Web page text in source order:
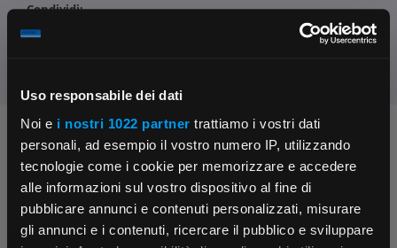
Uso responsabile dei dati
Noi e i nostri 1022 partner trattiamo i vostri dati
personali, ad esempio il vostro numero IP, utilizzando
tecnologie come i cookie per memorizzare e accedere
alle informazioni sul vostro dispositivo al fine di
pubblicare annunci e contenuti personalizzati, misurare
gli annunci e i contenuti, ricercare il pubblico e sviluppare
Condividi:
Chiedi ai nostri tecnici